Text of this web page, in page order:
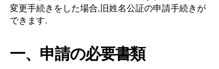
人
総
変更手続きをした場合,旧姓名公証の申請手続きが
できます.
一、申請の必要書類